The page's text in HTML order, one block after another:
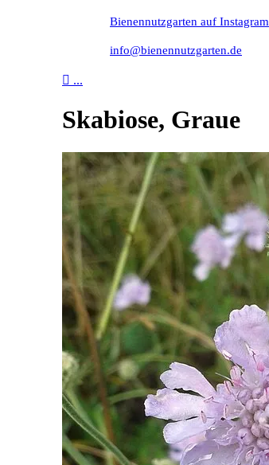
Bienennutzgarten auf Instagram
info@bienennutzgarten.de
 ...
Skabiose, Graue